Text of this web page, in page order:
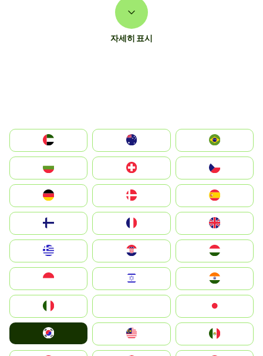
자세히 표시
الإمارات العربية المتحدة
Switzerland
Deutschland
United Kingdom
Magyarország
South Korea